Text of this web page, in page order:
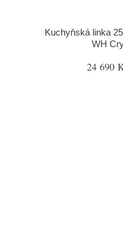
Kuchyňská linka
WH
24 690